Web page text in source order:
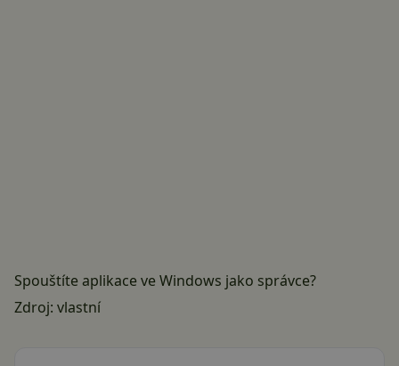
Spouštíte aplikace ve Windows jako správce?
Zdroj: vlastní